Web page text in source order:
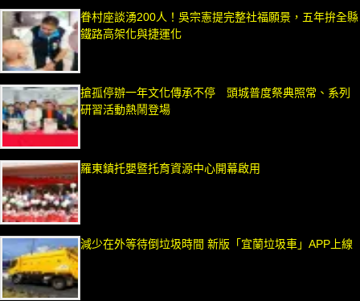
眷村座談湧200人！吳宗憲提完整社福願景，五年拚全縣
鐵路高架化與捷運化
搶孤停辦一年文化傳承不停 頭城普度祭典照常、系列
研習活動熱鬧登場
羅東鎮托嬰暨托育資源中心開幕啟用
減少在外等待倒垃圾時間 新版「宜蘭垃圾車」APP上線